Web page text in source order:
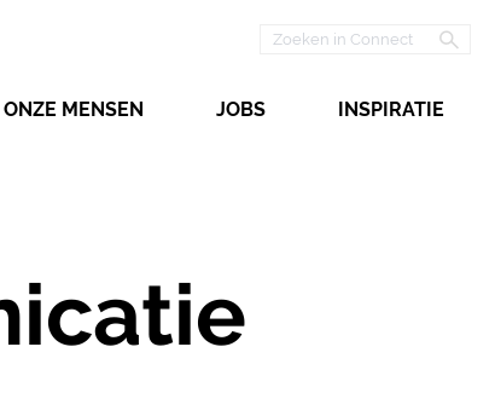
ONZE MENSEN JOBS INSPIRATIE